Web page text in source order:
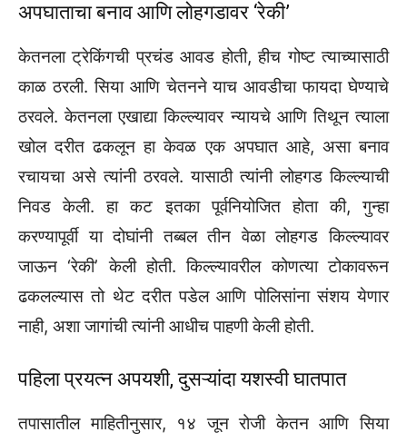
अपघाताचा बनाव आणि लोहगडावर ‘रेकी’
केतनला ट्रेकिंगची प्रचंड आवड होती, हीच गोष्ट त्याच्यासाठी
काळ ठरली. सिया आणि चेतनने याच आवडीचा फायदा घेण्याचे
ठरवले. केतनला एखाद्या किल्ल्यावर न्यायचे आणि तिथून त्याला
खोल दरीत ढकलून हा केवळ एक अपघात आहे, असा बनाव
रचायचा असे त्यांनी ठरवले. यासाठी त्यांनी लोहगड किल्ल्याची
निवड केली. हा कट इतका पूर्वनियोजित होता की, गुन्हा
करण्यापूर्वी या दोघांनी तब्बल तीन वेळा लोहगड किल्ल्यावर
जाऊन ‘रेकी’ केली होती. किल्ल्यावरील कोणत्या टोकावरून
ढकलल्यास तो थेट दरीत पडेल आणि पोलिसांना संशय येणार
नाही, अशा जागांची त्यांनी आधीच पाहणी केली होती.
पहिला प्रयत्न अपयशी, दुसऱ्यांदा यशस्वी घातपात
तपासातील माहितीनुसार, १४ जून रोजी केतन आणि सिया